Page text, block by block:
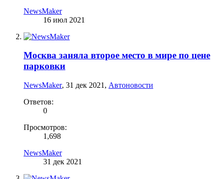
NewsMaker
16 июл 2021
Москва заняла второе место в мире по цене
парковки
NewsMaker, 31 дек 2021 , Автоновости
Ответов:
0
Просмотров:
1,698
NewsMaker
31 дек 2021